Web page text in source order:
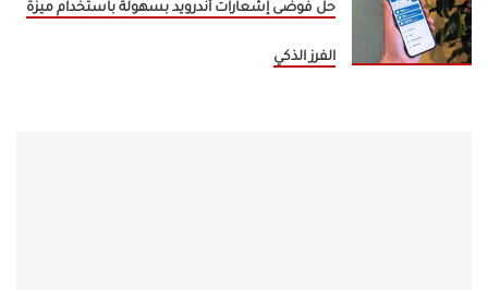
حل فوضى إشعارات أندرويد بسهولة باستخدام ميزة
الفرز الذكي